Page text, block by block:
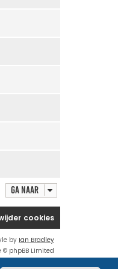
Ga naar
cookies
by Ian Bradley
© phpBB Limited